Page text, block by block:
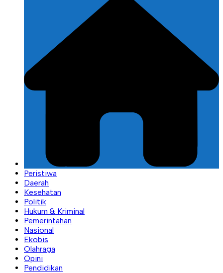
Peristiwa
Daerah
Kesehatan
Politik
Hukum & Kriminal
Pemerintahan
Nasional
Ekobis
Olahraga
Opini
Pendidikan